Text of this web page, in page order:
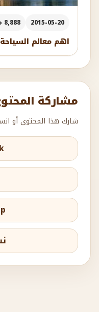
2015-05-20 8,888 مشاهدة
اهم معالم
مشاركة
شارك هذا المحتوى أو